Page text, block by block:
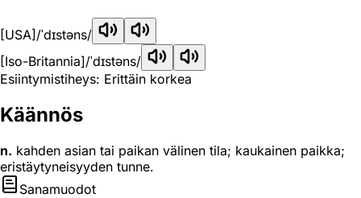
[USA] /ˈdɪstəns/
[Iso-Britannia]/ˈdɪstəns/
Esiintymistiheys: Erittäin korkea
Käännös
n. kahden asian tai paikan välinen tila; kaukainen paikka;
eristäytyneisyyden tunne.
Sanamuodot